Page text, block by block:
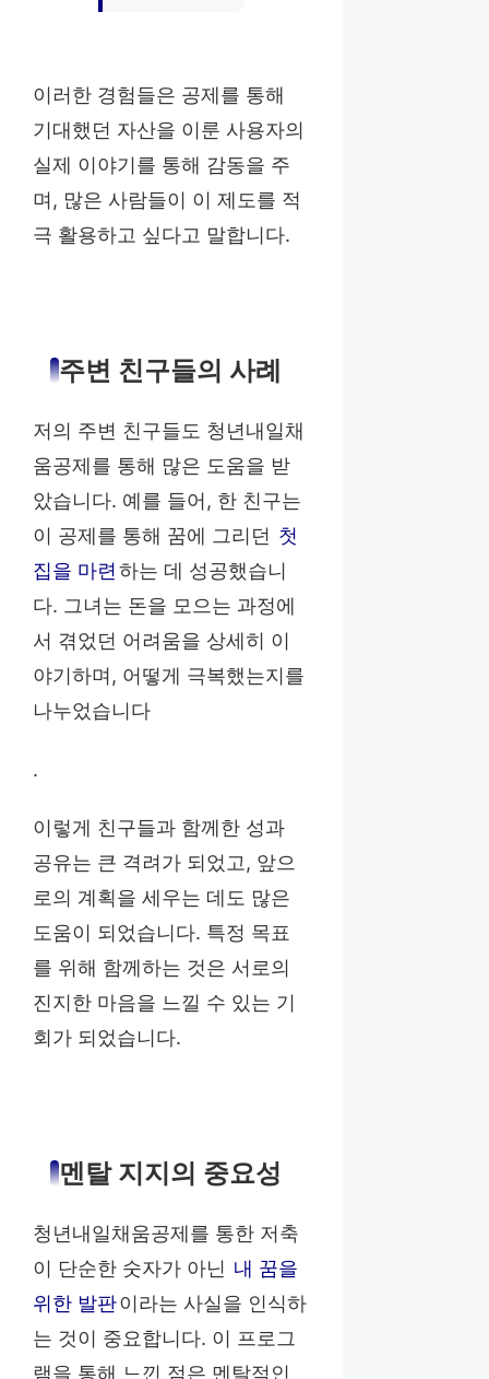
이러한 경험들은 공제를 통해
기대했던 자산을 이룬 사용자의
실제 이야기를 통해 감동을 주
며, 많은 사람들이 이 제도를 적
극 활용하고 싶다고 말합니다.
주변 친구들의 사례
저의 주변 친구들도 청년내일채
움공제를 통해 많은 도움을 받
았습니다. 예를 들어, 한 친구는
이 공제를 통해 꿈에 그리던 첫
집을 마련 하는 데 성공했습니
다. 그녀는 돈을 모으는 과정에
서 겪었던 어려움을 상세히 이
야기하며, 어떻게 극복했는지를
나누었습니다
.
이렇게 친구들과 함께한 성과
공유는 큰 격려가 되었고, 앞으
로의 계획을 세우는 데도 많은
도움이 되었습니다. 특정 목표
를 위해 함께하는 것은 서로의
진지한 마음을 느낄 수 있는 기
회가 되었습니다.
멘탈 지지의 중요성
청년내일채움공제를 통한 저축
이 단순한 숫자가 아닌 내 꿈을
위한 발판이라는 사실을 인식하
는 것이 중요합니다. 이 프로그
램을 통해 느낀 점은 멘탈적인